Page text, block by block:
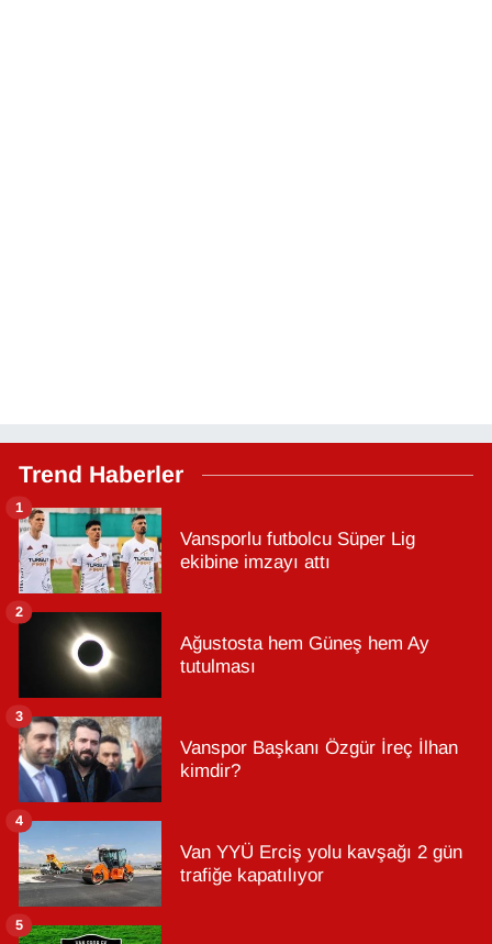
Trend Haberler
Vansporlu futbolcu Süper Lig
ekibine imzayı attı
1
Ağustosta hem Güneş hem Ay
tutulması
2
Vanspor Başkanı Özgür İreç İlhan
kimdir?
3
Van YYÜ Erciş yolu kavşağı 2 gün
trafiğe kapatılıyor
4
5